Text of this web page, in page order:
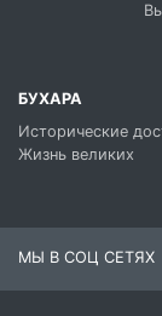
БУХАРА
Исторические
Жизнь великих
МЫ В СОЦ СЕТЯХ